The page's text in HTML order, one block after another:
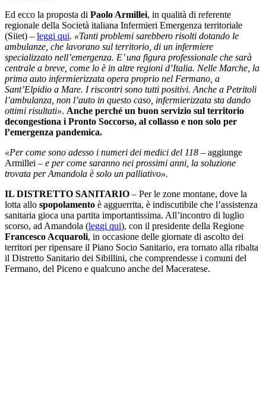
Ed ecco la proposta di Paolo Armillei, in qualità di referente
regionale della Società italiana Infermieri Emergenza territoriale
(Siiet) – leggi qui. «Tanti problemi sarebbero risolti dotando le
ambulanze, che lavorano sul territorio, di un infermiere
specializzato nell’emergenza. E’ una figura professionale che sarà
centrale a breve, come lo è in altre regioni d’Italia. Nelle Marche, la
prima auto infermierizzata opera proprio nel Fermano, a
Sant’Elpidio a Mare. I riscontri sono tutti positivi. Anche a Petritoli
l’ambulanza, non l’auto in questo caso, infermierizzata sta dando
ottimi risultati». Anche perché un buon servizio sul territorio
decongestiona i Pronto Soccorso, al collasso e non solo per
l’emergenza pandemica.
«Per come sono adesso i numeri dei medici del 118 – aggiunge
Armillei – e per come saranno nei prossimi anni, la soluzione
trovata per Amandola è solo un palliativo».
IL DISTRETTO SANITARIO – Per le zone montane, dove la
lotta allo spopolamento è agguerrita, è indiscutibile che l’assistenza
sanitaria gioca una partita importantissima. All’incontro di luglio
scorso, ad Amandola (leggi qui), con il presidente della Regione
Francesco Acquaroli, in occasione delle giornate di ascolto dei
territori per ripensare il Piano Socio Sanitario, era tornato alla ribalta
il Distretto Sanitario dei Sibillini, che comprendesse i comuni del
Fermano, del Piceno e qualcuno anche del Maceratese.